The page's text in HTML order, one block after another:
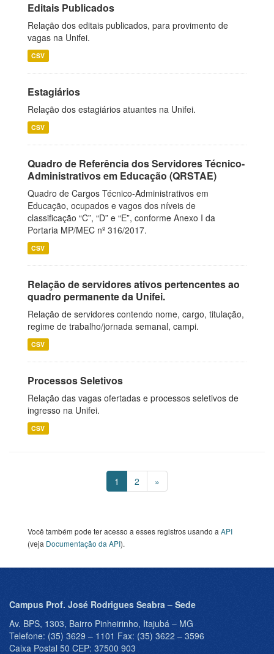
Editais Publicados
Relação dos editais publicados, para provimento de
vagas na Unifei.
CSV
Estagiários
Relação dos estagiários atuantes na Unifei.
CSV
Quadro de Referência dos Servidores Técnico-
Administrativos em Educação (QRSTAE)
Quadro de Cargos Técnico-Administrativos em
Educação, ocupados e vagos dos níveis de
classificação “C”, “D” e “E”, conforme Anexo I da
Portaria MP/MEC nº 316/2017.
CSV
Relação de servidores ativos pertencentes ao
quadro permanente da Unifei.
Relação de servidores contendo nome, cargo, titulação,
regime de trabalho/jornada semanal, campi.
CSV
Processos Seletivos
Relação das vagas ofertadas e processos seletivos de
ingresso na Unifei.
CSV
1 2 »
Você também pode ter acesso a esses registros usando a API
(veja Documentação da API).
Campus Prof. José Rodrigues Seabra – Sede
Av. BPS, 1303, Bairro Pinheirinho, Itajubá – MG
Telefone: (35) 3629 – 1101 Fax: (35) 3622 – 3596
Caixa Postal 50 CEP: 37500 903